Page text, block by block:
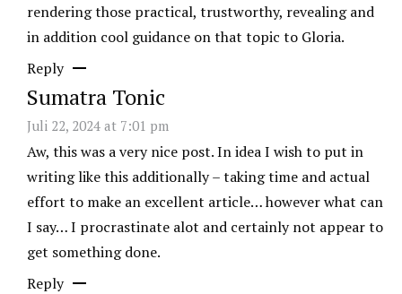
rendering those practical, trustworthy, revealing and
in addition cool guidance on that topic to Gloria.
Reply
Sumatra Tonic
Juli 22, 2024 at 7:01 pm
Aw, this was a very nice post. In idea I wish to put in
writing like this additionally – taking time and actual
effort to make an excellent article… however what can
I say… I procrastinate alot and certainly not appear to
get something done.
Reply